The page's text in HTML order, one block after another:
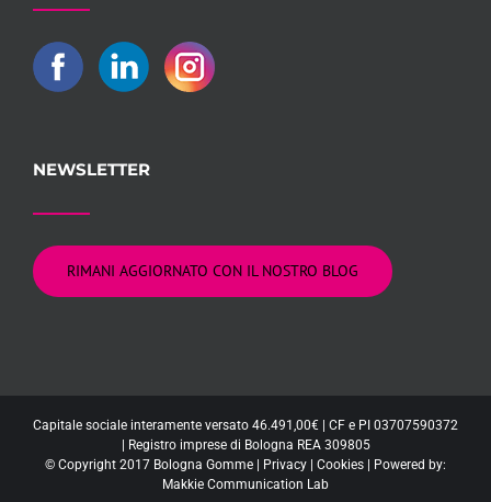
NEWSLETTER
RIMANI AGGIORNATO CON IL NOSTRO BLOG
Capitale sociale interamente versato 46.491,00€ | CF e PI 03707590372
| Registro imprese di Bologna REA 309805
© Copyright 2017 Bologna Gomme | Privacy | Cookies | Powered by:
Makkie Communication Lab